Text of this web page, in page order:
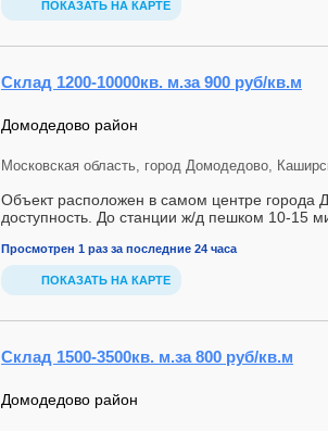
ПОКАЗАТЬ НА КАРТЕ
Склад 1200-10000кв. м.за 900 руб/кв.м
Домодедово район
Московская область, город Домодедово,
Объект расположен в самом центре города
доступность. До станции ж/д пешком 10-15
Просмотрен 1 раз за последние 24 часа
ПОКАЗАТЬ НА КАРТЕ
Склад 1500-3500кв. м.за 800 руб/кв.м
Домодедово район